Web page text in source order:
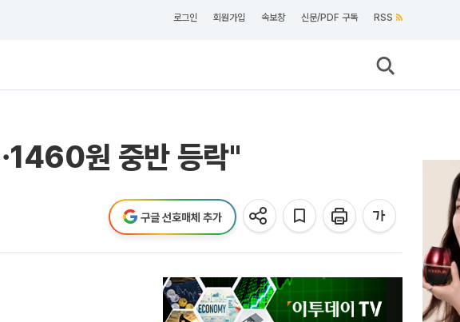
로그인 회원가입 속보창 신문/PDF 구독 RSS
원 중반 등락"
구글 선호매체 추가